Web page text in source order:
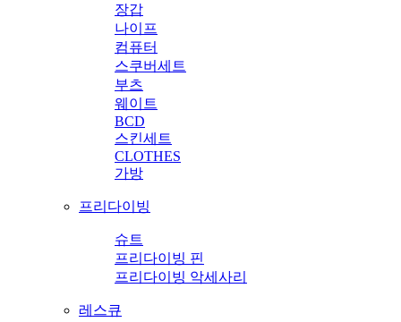
장갑
나이프
컴퓨터
스쿠버세트
부츠
웨이트
BCD
스킨세트
CLOTHES
가방
프리다이빙
슈트
프리다이빙 핀
프리다이빙 악세사리
레스큐